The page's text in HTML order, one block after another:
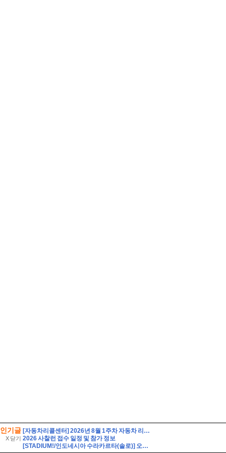
인기글
X 닫기
[자동차리콜센터] 2026년 8월 1주차 자동차 리콜 및 무상 수리 안내
2026 사찰런 접수 일정 및 참가 정보
[STADIUM!/인도네시아 수라카르타(솔로)] 오직 인도네시아인들을 위해 만들어진 경기장. 페르시스 솔로의 전 경기장. 스타디온 스리웨다리 Stadion Sriwedari